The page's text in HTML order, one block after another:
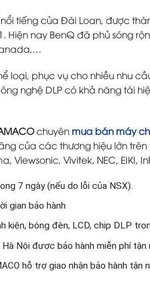
tiếng của Đài Loan, được
Hiện nay BenQ đã phủ sóng
loại, phục vụ cho nhiều nhu
nghệ DLP có khả năng tái
chuyên mua bán máy
của các thương hiệu lớn trên
Viewsonic, Vivitek, NEC, EIKI,
7 ngày (nếu do lỗi của NSX).
gian bảo hành
kiện, bóng đèn, LCD, chip DLP
Nội được bảo hành miễn phí tận
hỗ trợ giao nhận bảo hành tận